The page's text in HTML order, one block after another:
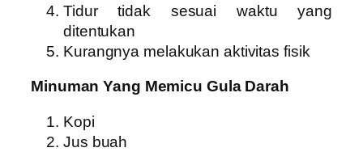
Tidur tidak sesuai waktu yang
ditentukan
Kurangnya melakukan aktivitas fisik
Minuman Yang Memicu Gula Darah
Kopi
Jus buah